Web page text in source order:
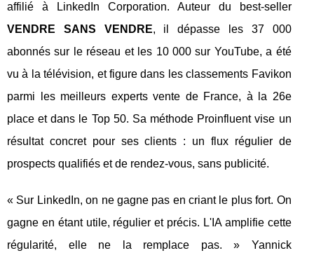
affilié à LinkedIn Corporation. Auteur du best-seller
VENDRE SANS VENDRE, il dépasse les 37 000
abonnés sur le réseau et les 10 000 sur YouTube, a été
vu à la télévision, et figure dans les classements Favikon
parmi les meilleurs experts vente de France, à la 26e
place et dans le Top 50. Sa méthode Proinfluent vise un
résultat concret pour ses clients : un flux régulier de
prospects qualifiés et de rendez-vous, sans publicité.
« Sur LinkedIn, on ne gagne pas en criant le plus fort. On
gagne en étant utile, régulier et précis. L'IA amplifie cette
régularité, elle ne la remplace pas. » Yannick